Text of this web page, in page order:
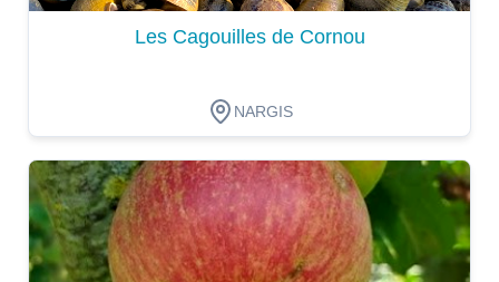
Les Cagouilles de Cornou
NARGIS
Dégustation